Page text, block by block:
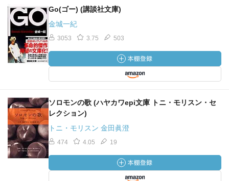
Go(ゴー) (講談社文庫)
金城一紀
3053 3.75 503
ソロモンの歌 (ハヤカワepi文庫 トニ・モリスン・セ
レクション)
トニ・モリスン 金田眞澄
474 4.05 19